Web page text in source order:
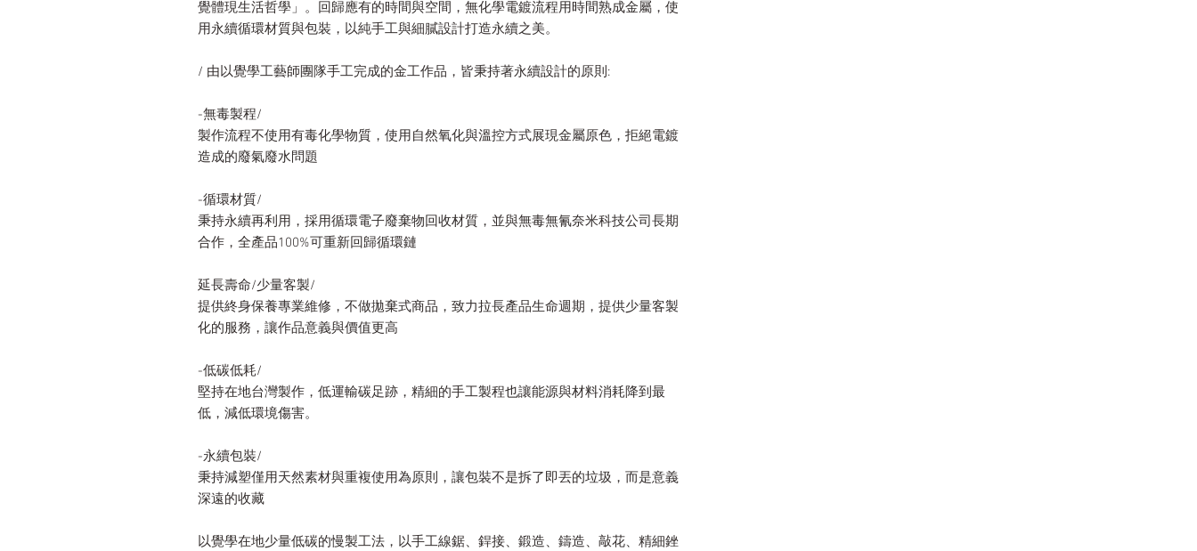
覺體現生活哲學」。回歸應有的時間與空間，無化學電鍍流程用時間熟成金屬，使
用永續循環材質與包裝，以純手工與細膩設計打造永續之美。
/ 由以覺學工藝師團隊手工完成的金工作品，皆秉持著永續設計的原則:
-無毒製程/
製作流程不使用有毒化學物質，使用自然氧化與溫控方式展現金屬原色，拒絕電鍍
造成的廢氣廢水問題
-循環材質/
秉持永續再利用，採用循環電子廢棄物回收材質，並與無毒無氰奈米科技公司長期
合作，全產品100%可重新回歸循環鏈
延長壽命/少量客製/
提供終身保養專業維修，不做拋棄式商品，致力拉長產品生命週期，提供少量客製
化的服務，讓作品意義與價值更高
-低碳低耗/
堅持在地台灣製作，低運輸碳足跡，精細的手工製程也讓能源與材料消耗降到最
低，減低環境傷害。
-永續包裝/
秉持減塑僅用天然素材與重複使用為原則，讓包裝不是拆了即丟的垃圾，而是意義
深遠的收藏
以覺學在地少量低碳的慢製工法，以手工線鋸、銲接、鍛造、鑄造、敲花、精細銼